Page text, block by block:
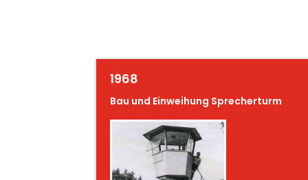
1968
Bau und Einweihung Sprecherturm